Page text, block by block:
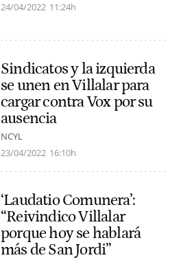
24/04/2022 11:24h
Sindicatos y la izquierda
se unen en Villalar para
cargar contra Vox por su
ausencia
NCYL
23/04/2022 16:10h
‘Laudatio Comunera’:
“Reivindico Villalar
porque hoy se hablará
más de San Jordi”